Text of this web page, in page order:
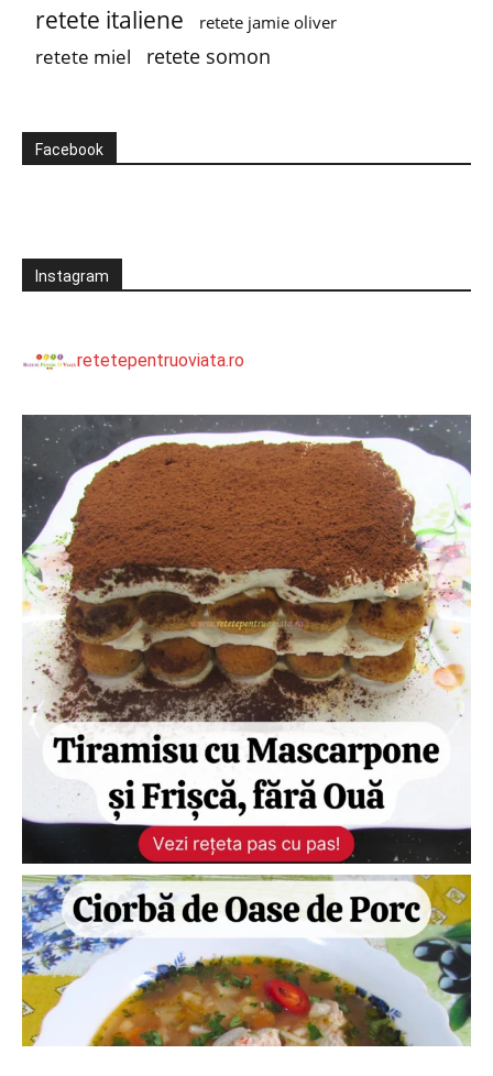
retete italiene retete jamie oliver
retete miel retete somon
Facebook
Instagram
retetepentruoviata.ro